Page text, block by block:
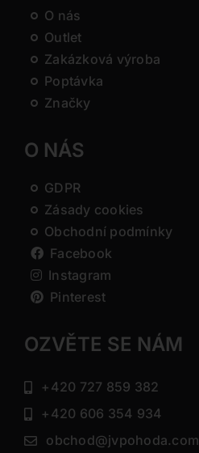
O nás
Outlet
Zakázková výroba
Poptávka
Značky
O NÁS
GDPR
Zásady cookies
Obchodní podmínky
Facebook
Instagram
Pinterest
OZVĚTE SE NÁM
+420 727 859 382
+420 606 354 934
obchod@jvpohoda.com